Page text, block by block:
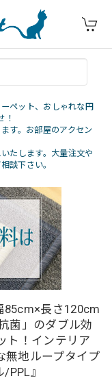
ペット、おしゃれな円
！
す。お部屋のアクセン
たします。大量注文や
談下さい。
85cm×長さ120cm
菌」のダブル効
ト！インテリア
無地ループタイプ
』